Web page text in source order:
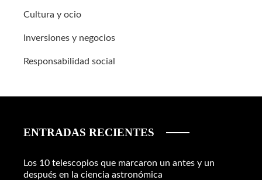
Cultura y ocio
Inversiones y negocios
Responsabilidad social
ENTRADAS RECIENTES
Los 10 telescopios que marcaron un antes y un
después en la ciencia astronómica